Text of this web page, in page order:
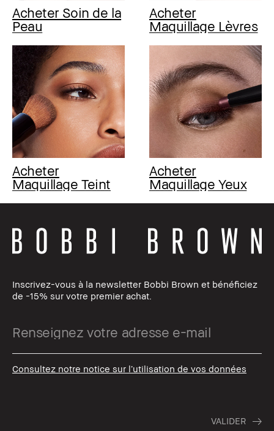
Acheter Soin de la
Peau
Acheter
Maquillage Lèvres
Acheter
Maquillage Teint
Acheter
Maquillage Yeux
Inscrivez-vous à la newsletter Bobbi Brown et bénéficiez
de -15% sur votre premier achat.
Consultez notre notice sur l’utilisation de vos données